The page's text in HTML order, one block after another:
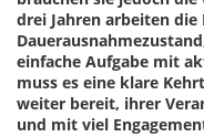
drei Jahren arbeiten
einfache Aufgabe mit
muss es eine klare
weiter bereit, ihrer
und mit viel